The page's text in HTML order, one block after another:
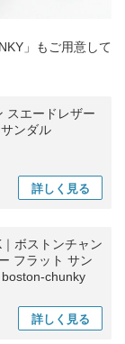
」もご用意して
スエードレザー
ンダル
詳しく 見る
ボストンチャン
フラット サン
boston-chunky
詳しく 見る